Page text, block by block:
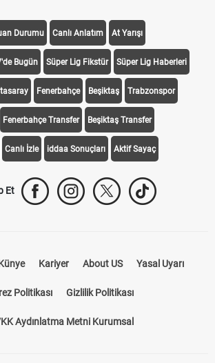
Durumu Canlı Anlatım At Yarışı
Bugün Süper Lig Fikstür Süper Lig Haberleri
Fenerbahçe Beşiktaş Trabzonspor
Fenerbahçe Transfer Beşiktaş Transfer
Canlı İzle iddaa Sonuçları Aktif Sayaç
Et
Kariyer About US Yasal Uyarı
Politikası Gizlilik Politikası
Aydınlatma Metni Kurumsal